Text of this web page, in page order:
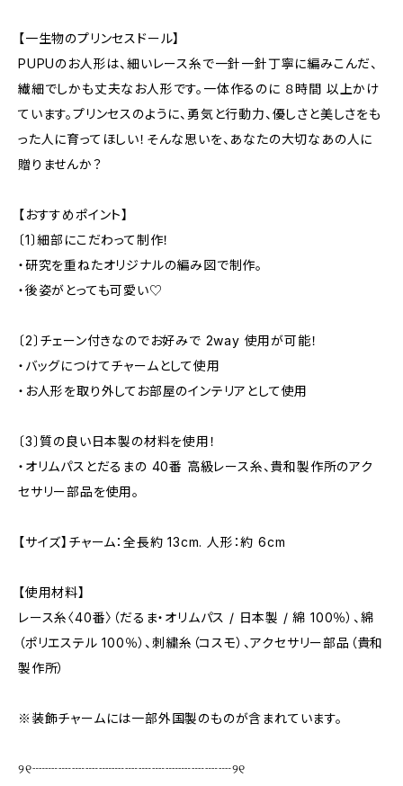
【一生物のプリンセスドール】
PUPUのお人形は、細いレース糸で一針一針丁寧に編みこんだ、
繊細でしかも丈夫なお人形です。一体作るのに ８時間 以上かけ
ています。プリンセスのように、勇気と行動力、優しさと美しさをも
った人に育ってほしい！そんな思いを、あなたの大切なあの人に
贈りませんか？
【おすすめポイント】
〔1〕細部にこだわって制作！
・研究を重ねたオリジナルの編み図で制作。
・後姿がとっても可愛い♡
〔2〕チェーン付きなのでお好みで 2way 使用が可能！
・バッグにつけてチャームとして使用
・お人形を取り外してお部屋のインテリアとして使用
〔3〕質の良い日本製の材料を使用！
・オリムパスとだるまの 40番 高級レース糸、貴和製作所のアク
セサリー部品を使用。
【サイズ】チャーム：全長約 13cm. 人形：約 6cm
【使用材料】
レース糸〈40番〉（だるま・オリムパス / 日本製 / 綿 100％）、綿
（ポリエステル 100％）、刺繍糸（コスモ）、アクセサリー部品（貴和
製作所）
※装飾チャームには一部外国製のものが含まれています。
୨୧┈┈┈┈┈┈┈┈┈┈┈┈┈┈┈୨୧